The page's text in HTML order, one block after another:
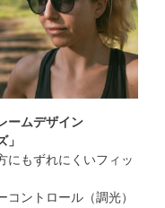
ームデザイン
」
にもずれにくいフィッ
ントロール（調光）